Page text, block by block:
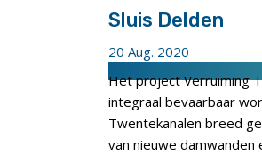
Sluis Delden
20 Aug. 2020
Het project Verruiming
integraal bevaarbaar
Twentekanalen breed
van nieuwe